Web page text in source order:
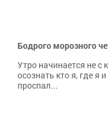
Бодрого морозного
Утро начинается не с
осознать кто я, где я
проспал...